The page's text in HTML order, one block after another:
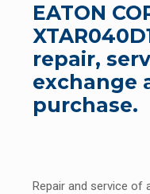
EATON
repair,
exchange
purchase.
Repair and service of